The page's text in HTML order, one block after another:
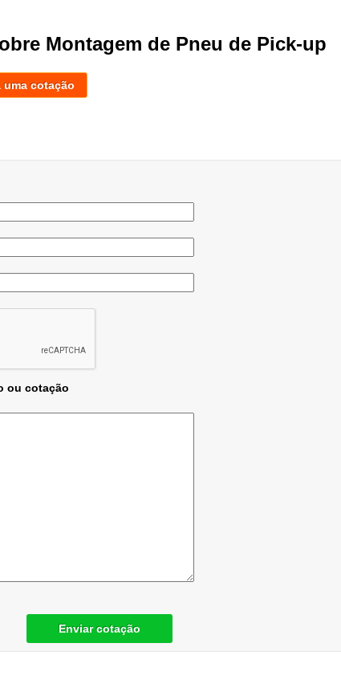
Montagem de Pneu de Pick-up
uma cotação
ou cotação
Enviar cotação